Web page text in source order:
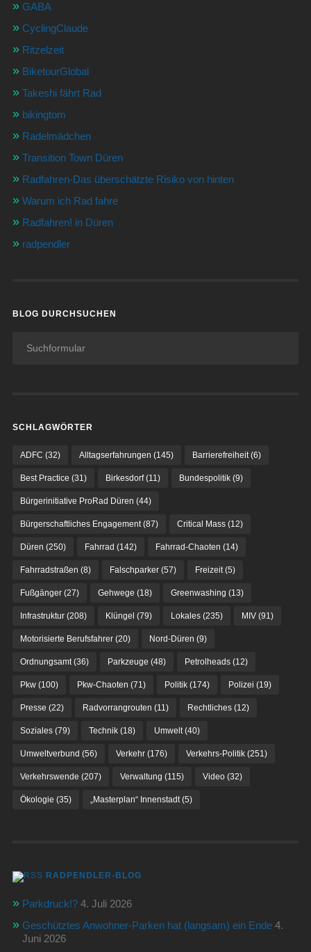
GABA
CyclingClaude
Ritzelzeit
BiketourGlobal
Takeshi fährt Rad
bikingtom
Radelmädchen
Transition Town Düren
Radfahren-Das überschätzte Risiko von hinten
Warum ich Rad fahre
Radfahren! in Düren
radpendler
BLOG DURCHSUCHEN
SCHLAGWÖRTER
ADFC (32) Alltagserfahrungen (145) Barrierefreiheit(6)
Best Practice (31) Birkesdorf(11) Bundespolitik(9)
Bürgerinitiative ProRad Düren (44)
Bürgerschaftliches Engagement(87) Critical Mass(12)
Düren (250) Fahrrad (142) Fahrrad-Chaoten (14)
Fahrradstraßen (8) Falschparker(57) Freizeit(5)
Fußgänger(27) Gehwege (18) Greenwashing (13)
Infrastruktur(208) Klüngel (79) Lokales(235) MIV(91)
Motorisierte Berufsfahrer(20) Nord-Düren (9)
Ordnungsamt(36) Parkzeuge (48) Petrolheads(12)
Pkw(100) Pkw-Chaoten (71) Politik(174) Polizei (19)
Presse (22) Radvorrangrouten (11) Rechtliches(12)
Soziales(79) Technik(18) Umwelt(40)
Umweltverbund (56) Verkehr(176) Verkehrs-Politik(251)
Verkehrswende (207) Verwaltung (115) Video(32)
Ökologie (35) „Masterplan“ Innenstadt(5)
RADPENDLER-BLOG
Parkdruck!? 4. Juli 2026
Geschütztes Anwohner-Parken hat (langsam) ein Ende 4.
Juni 2026